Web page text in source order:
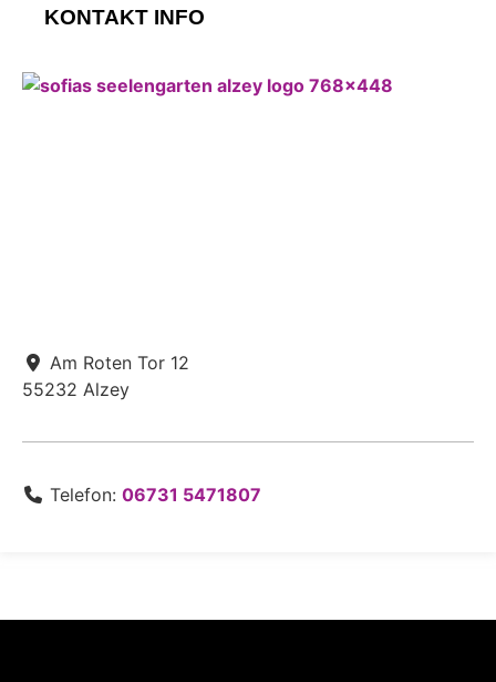
KONTAKT INFO
Am Roten Tor 12
55232 Alzey
Telefon: 06731 5471807